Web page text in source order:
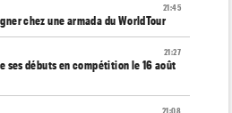
21:45
chez une armada du WorldTour
21:27
ses débuts en compétition le 16 août
21:08